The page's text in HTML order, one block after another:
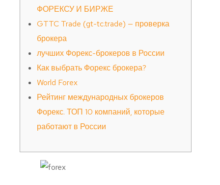
ФОРЕКСУ И БИРЖЕ
GTTC Trade (gt-tc.trade) — проверка
брокера
лучших Форекс-брокеров в России
Как выбрать Форекс брокера?
World Forex
Рейтинг международных брокеров
Форекс. ТОП 10 компаний, которые
работают в России